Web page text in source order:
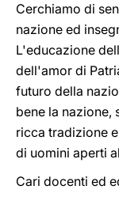
Cerchiamo di
nazione ed
L'educazione
dell'amor di
futuro della
bene la nazione,
ricca tradizione
di uomini aperti
Cari docenti ed